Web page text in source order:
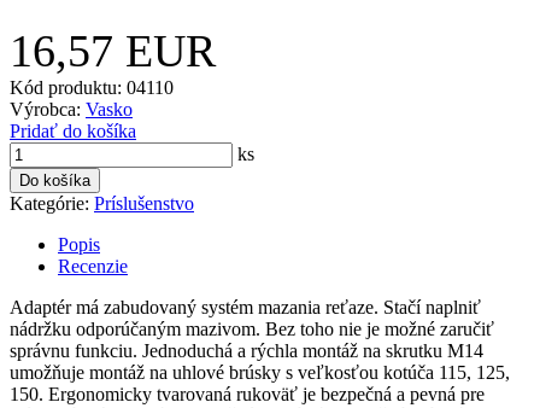
16,57 EUR
Kód produktu: 04110
Výrobca: Vasko
Pridať do košíka
ks
Do košíka
Kategórie: Príslušenstvo
Popis
Recenzie
Adaptér má zabudovaný systém mazania reťaze. Stačí naplniť
nádržku odporúčaným mazivom. Bez toho nie je možné zaručiť
správnu funkciu. Jednoduchá a rýchla montáž na skrutku M14
umožňuje montáž na uhlové brúsky s veľkosťou kotúča 115, 125,
150. Ergonomicky tvarovaná rukoväť je bezpečná a pevná pre